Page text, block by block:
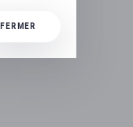
FERMER